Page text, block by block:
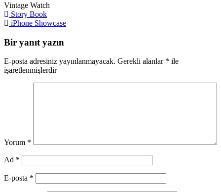
Vintage Watch
Yazı
gezinmesi
Story Book
iPhone Showcase
Bir yanıt yazın
E-posta adresiniz yayınlanmayacak. Gerekli alanlar * ile
işaretlenmişlerdir
Yorum *
Ad *
E-posta *